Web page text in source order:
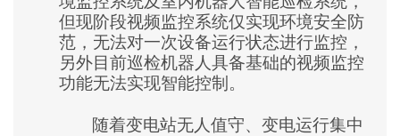
但现阶段视频监控系统仅实现环境安全防
范，无法对一次设备运行状态进行监控，
另外目前巡检机器人具备基础的视频监控
功能无法实现智能控制。
随着变电站无人值守、变电运行集中